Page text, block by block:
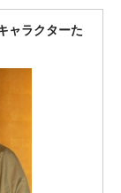
ャラクターた